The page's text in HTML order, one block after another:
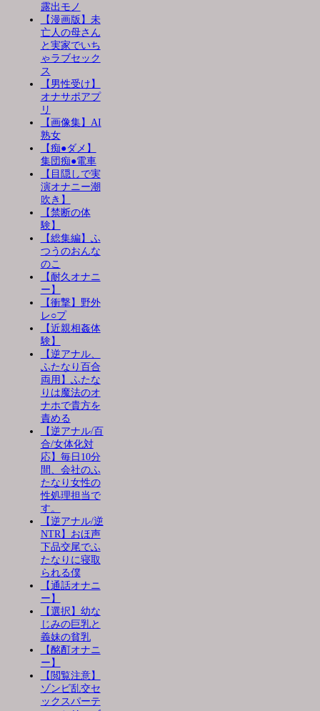
露出モノ
【漫画版】未
亡人の母さん
と実家でいち
ゃラブセック
ス
【男性受け】
オナサポアプ
リ
【画像集】AI
熟女
【痴●ダメ】
集団痴●電車
【目隠しで実
演オナニー潮
吹き】
【禁断の体
験】
【総集編】ふ
つうのおんな
のこ
【耐久オナニ
ー】
【衝撃】野外
レ○プ
【近親相姦体
験】
【逆アナル、
ふたなり百合
両用】ふたな
りは魔法のオ
ナホで貴方を
責める
【逆アナル/百
合/女体化対
応】毎日10分
間、会社のふ
たなり女性の
性処理担当で
す。
【逆アナル/逆
NTR】おほ声
下品交尾でふ
たなりに寝取
られる僕
【通話オナニ
ー】
【選択】幼な
じみの巨乳と
義妹の貧乳
【酩酊オナニ
ー】
【閲覧注意】
ゾンビ乱交セ
ックスパーテ